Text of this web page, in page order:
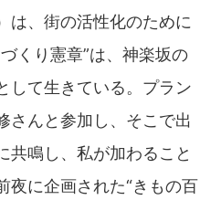
は、街の活性化のために
くり憲章”は、神楽坂の
して生きている。プラン
さんと参加し、そこで出
共鳴し、私が加わること
夜に企画された“きもの百